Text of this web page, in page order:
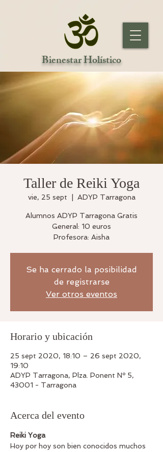
Bienestar Holístico
Taller de Reiki Yoga
vie, 25 sept ADYP Tarragona
Alumnos ADYP Tarragona Gratis
General: 10 euros
Profesora: Aisha
Se ha cerrado la posibilidad
de registrarse
Ver otros eventos
Horario y ubicación
25 sept 2020, 18:10 – 26 sept 2020,
19:10
ADYP Tarragona, Plza. Ponent Nº 5,
43001 - Tarragona
Acerca del evento
Reiki Yoga
Hoy por hoy son bien conocidos muchos